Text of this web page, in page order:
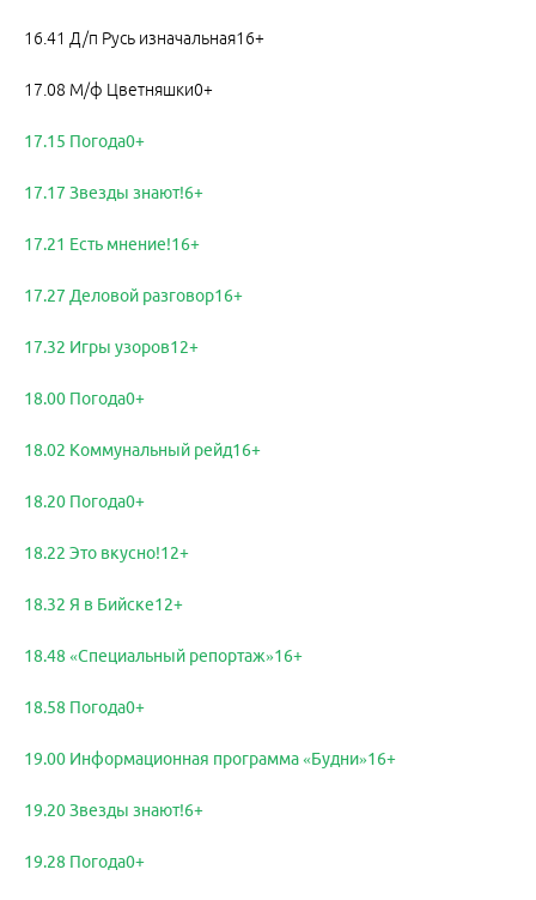
16.41 Д/п Русь изначальная16+
17.08 М/ф Цветняшки0+
17.15 Погода0+
17.17 Звезды знают!6+
17.21 Есть мнение!16+
17.27 Деловой разговор16+
17.32 Игры узоров12+
18.00 Погода0+
18.02 Коммунальный рейд16+
18.20 Погода0+
18.22 Это вкусно!12+
18.32 Я в Бийске12+
18.48 «Специальный репортаж»16+
18.58 Погода0+
19.00 Информационная программа «Будни»16+
19.20 Звезды знают!6+
19.28 Погода0+